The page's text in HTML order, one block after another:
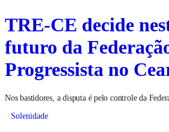
TRE-CE decide
futuro da
Progressista no
Nos bastidores, a disputa é pelo controle da
Solenidade